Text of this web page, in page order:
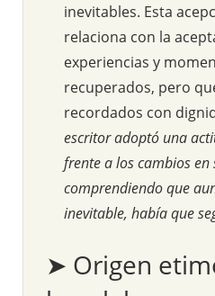
inevitables. Esta
relaciona con la
experiencias y
recuperados, pero
recordados con
escritor adoptó una
frente a los cambios
comprendiendo que
inevitable, había que
➤ Origen